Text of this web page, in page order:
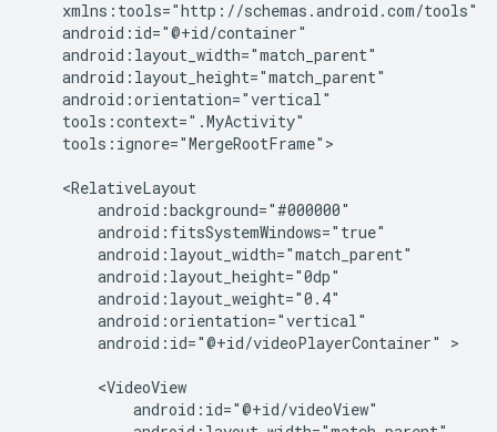
tools:ignore="MergeRootFrame">
android:id="@+id/videoPlayerContainer"
>